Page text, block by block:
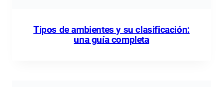
Tipos de ambientes y su clasificación:
una guía completa